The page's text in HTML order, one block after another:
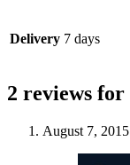
Delivery 7 days
2 reviews for
August 7, 2015